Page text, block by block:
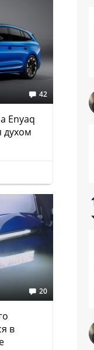
42
Enyaq
духом
20
в